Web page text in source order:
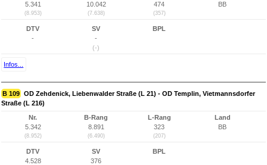
5.341
(8.953)
10.042
(7.638)
474
(357)
BB
DTV
-
SV
-
(-)
BPL
Infos...
B 109 OD Zehdenick, Liebenwalder Straße (L 21) - OD Templin, Vietmannsdorfer
Straße (L 216)
Nr.
5.342
(8.952)
B-Rang
8.891
(6.490)
L-Rang
323
(207)
Land
BB
DTV
4.528
SV
376
BPL